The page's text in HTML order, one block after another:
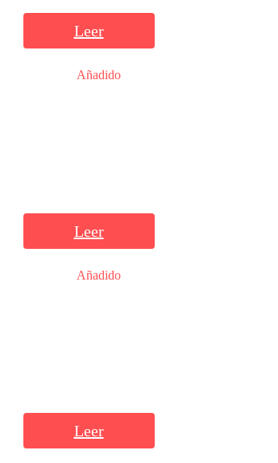
Leer
Añadido
Leer
Añadido
Leer